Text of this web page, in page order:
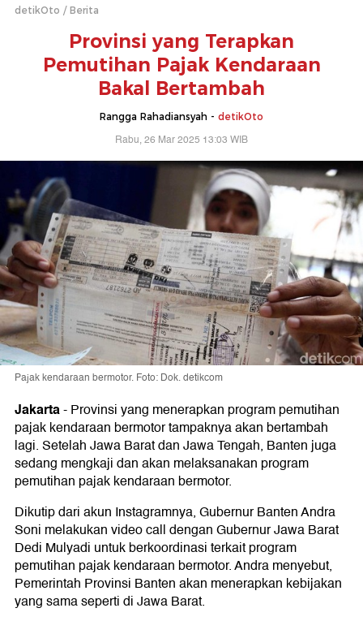
detikOto Berita
Provinsi yang Terapkan
Pemutihan Pajak Kendaraan
Bakal Bertambah
Rangga Rahadiansyah - detikOto
Rabu, 26 Mar 2025 13:03 WIB
Pajak kendaraan bermotor. Foto: Dok. detikcom
Jakarta-Provinsi yang menerapkan program pemutihan
pajak kendaraan bermotor tampaknya akan bertambah
lagi. Setelah Jawa Barat dan Jawa Tengah, Banten juga
sedang mengkaji dan akan melaksanakan program
pemutihan pajak kendaraan bermotor.
Dikutip dari akun Instagramnya, Gubernur Banten Andra
Soni melakukan video call dengan Gubernur Jawa Barat
Dedi Mulyadi untuk berkoordinasi terkait program
pemutihan pajak kendaraan bermotor. Andra menyebut,
Pemerintah Provinsi Banten akan menerapkan kebijakan
yang sama seperti di Jawa Barat.